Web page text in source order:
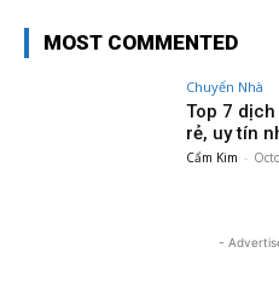
MOST COMMENTED
Chuyển Nhà
Top 7
rẻ, uy tín
Cẩm Kim -
-